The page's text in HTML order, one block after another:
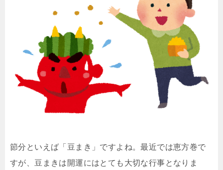
節分といえば「豆まき」ですよね。最近では恵方巻で
すが、豆まきは開運にはとても大切な行事となりま